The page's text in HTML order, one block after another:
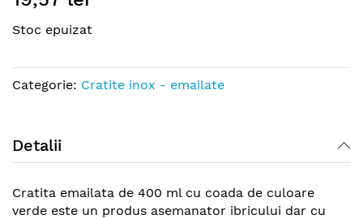
beginning
the
images
Stoc epuizat
Categorie: Cratite inox - emailate
Detalii
Cratita emailata de 400 ml cu coada de culoare
verde este un produs asemanator ibricului dar cu